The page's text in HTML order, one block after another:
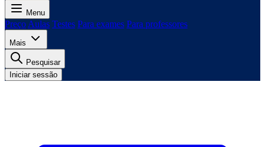
Menu
Preço Aulas Testes Para exames Para professores
Mais
Pesquisar
Iniciar sessão